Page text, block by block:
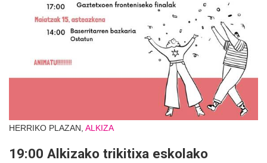
HERRIKO PLAZAN, ALKIZA
19:00 Alkizako trikitixa eskolako